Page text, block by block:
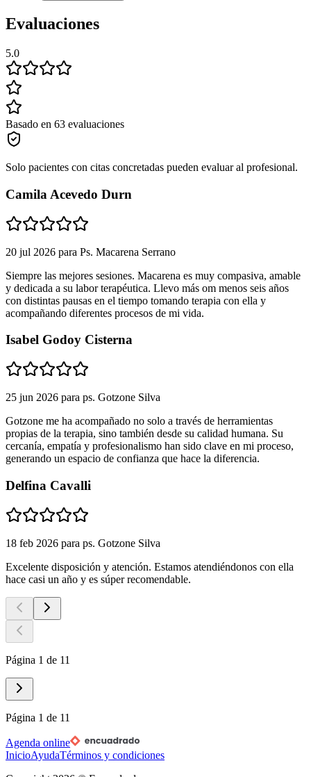
Evaluaciones
5.0
Basado en 63 evaluaciones
Solo pacientes con citas concretadas pueden evaluar al profesional.
Camila Acevedo Durn
20 jul 2026 para Ps. Macarena Serrano
Siempre las mejores sesiones. Macarena es muy compasiva, amable
y dedicada a su labor terapéutica. Llevo más om menos seis años
con distintas pausas en el tiempo tomando terapia con ella y
acompañando diferentes procesos de mi vida.
Isabel Godoy Cisterna
25 jun 2026 para ps. Gotzone Silva
Gotzone me ha acompañado no solo a través de herramientas
propias de la terapia, sino también desde su calidad humana. Su
cercanía, empatía y profesionalismo han sido clave en mi proceso,
generando un espacio de confianza que hace la diferencia.
Delfina Cavalli
18 feb 2026 para ps. Gotzone Silva
Excelente disposición y atención. Estamos atendiéndonos con ella
hace casi un año y es súper recomendable.
Página 1 de 11
Página 1 de 11
Agenda online
InicioAyudaTérminos y condiciones